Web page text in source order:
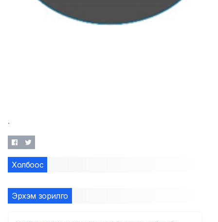
.
Холбоос
Эрхэм зорилго